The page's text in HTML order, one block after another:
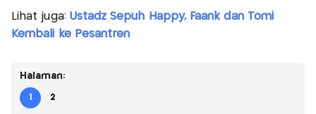
Lihat juga: Ustadz Sepuh Happy, Faank dan Tomi
Kembali ke Pesantren
Halaman:
1 2